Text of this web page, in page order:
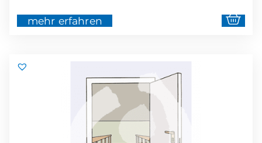
mehr erfahren